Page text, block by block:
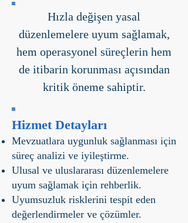
Hızla değişen yasal
düzenlemelere uyum sağlamak,
hem operasyonel süreçlerin hem
de itibarin korunması açısından
kritik öneme sahiptir.
Hizmet Detayları
Mevzuatlara uygunluk sağlanması için
süreç analizi ve iyileştirme.
Ulusal ve uluslararası düzenlemelere
uyum sağlamak için rehberlik.
Uyumsuzluk risklerini tespit eden
değerlendirmeler ve çözümler.